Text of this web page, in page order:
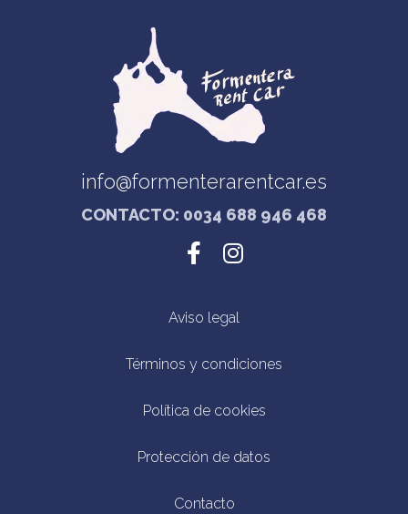
info@formenterarentcar.es
CONTACTO: 0034 688 946 468
Aviso legal
Términos y condiciones
Política de cookies
Protección de datos
Contacto